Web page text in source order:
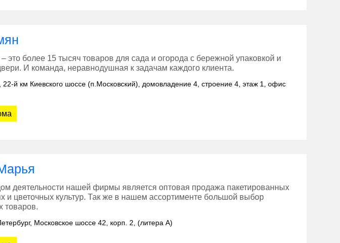
это более 15 тысяч товаров для сада и огорода с бережной упаковкой и
И команда, неравнодушная к задачам каждого клиента.
22-й км Киевского шоссе (п.Московский), домовладение 4, строение 4, этаж 1, офис
деятельности нашей фирмы является оптовая продажа пакетированных
и цветочных культур. Так же в нашем ассортименте большой выбор
товаров.
Московское шоссе 42, корп. 2, (литера А)